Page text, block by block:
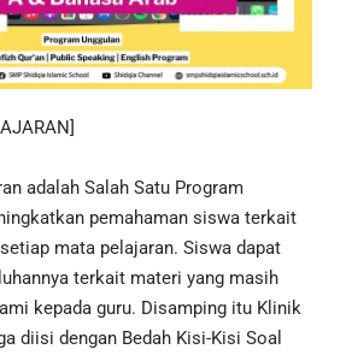
adalah Salah Satu Program
pemahaman siswa terkait
mata pelajaran. Siswa dapat
terkait materi yang masih
kepada guru. Disamping itu Klinik
diisi dengan Bedah Kisi-Kisi Soal